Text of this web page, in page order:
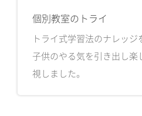
個別教室のトライ
トライ式学習法のナレッジ
子供のやる気を引き出し楽
視しました。